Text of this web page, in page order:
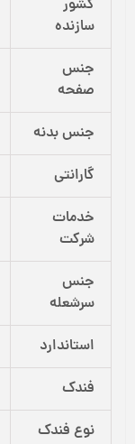
کشور
سازنده
جنس
صفحه
جنس بدنه
گارانتی
خدمات
شرکت
جنس
سرشعله
استاندارد
فندک
نوع فندک